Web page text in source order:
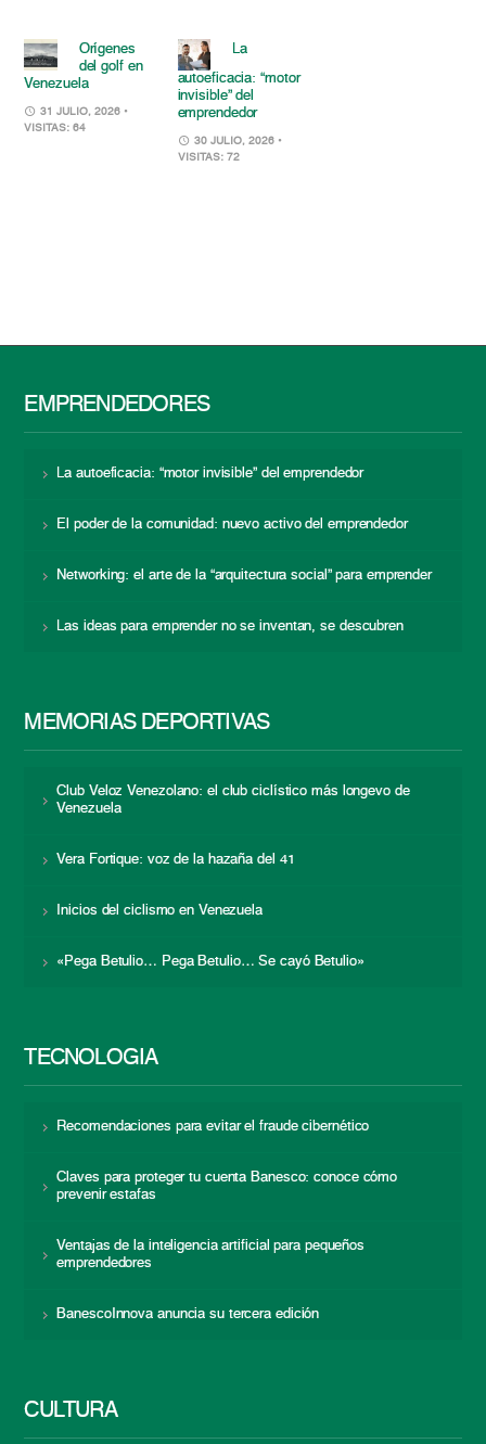
Orígenes
del golf en
Venezuela
31 JULIO, 2026 •
VISITAS: 64
La
autoeficacia: “motor
invisible” del
emprendedor
30 JULIO, 2026 •
VISITAS: 72
EMPRENDEDORES
La autoeficacia: “motor invisible” del emprendedor
El poder de la comunidad: nuevo activo del emprendedor
Networking: el arte de la “arquitectura social” para emprender
Las ideas para emprender no se inventan, se descubren
MEMORIAS DEPORTIVAS
Club Veloz Venezolano: el club ciclístico más longevo de
Venezuela
Vera Fortique: voz de la hazaña del 41
Inicios del ciclismo en Venezuela
«Pega Betulio… Pega Betulio… Se cayó Betulio»
TECNOLOGÍA
Recomendaciones para evitar el fraude cibernético
Claves para proteger tu cuenta Banesco: conoce cómo
prevenir estafas
Ventajas de la inteligencia artificial para pequeños
emprendedores
BanescoInnova anuncia su tercera edición
CULTURA